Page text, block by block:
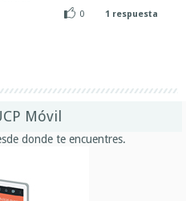
0
1 respuesta
Móvil
donde te encuentres.